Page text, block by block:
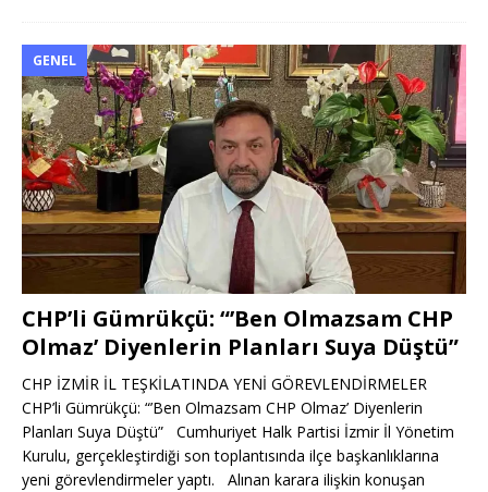
GENEL
CHP’li Gümrükçü: “’Ben Olmazsam CHP
Olmaz’ Diyenlerin Planları Suya Düştü”
CHP İZMİR İL TEŞKİLATINDA YENİ GÖREVLENDİRMELER
CHP’li Gümrükçü: “’Ben Olmazsam CHP Olmaz’ Diyenlerin
Planları Suya Düştü” Cumhuriyet Halk Partisi İzmir İl Yönetim
Kurulu, gerçekleştirdiği son toplantısında ilçe başkanlıklarına
yeni görevlendirmeler yaptı. Alınan karara ilişkin konuşan